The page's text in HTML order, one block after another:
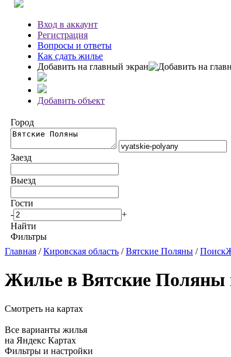
Вход в аккаунт
Регистрация
Вопросы и ответы
Как сдать жилье
Добавить на главный экран
Добавить объект
Город
Заезд
Выезд
Гости
-
+
Найти
Фильтры
Главная /Кировская область /Вятские Поляны /
Жилье в Вятские Поляны
Смотреть на картах
Все варианты жилья
на Яндекс Картах
Фильтры и настройки